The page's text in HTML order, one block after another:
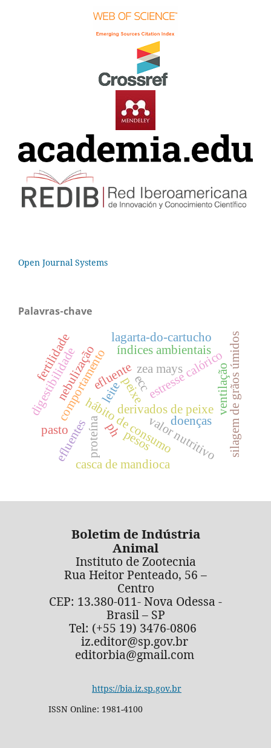
Open Journal Systems
Palavras-chave
peixe
derivados de peixe
hábito de consumo
comportamento estresse calórico
índices ambientais
nebulização ventilação
digestibilidade efluente
ph
proteína
lagarta-do-cartucho
zea mays silagem de grãos úmidos
valor nutritivo
casca de mandioca
efluentes pesos
pasto
doenças
leite ecc
fertilidade
Boletim de Indústria
Animal
Instituto de Zootecnia
Rua Heitor Penteado, 56 –
Centro
CEP: 13.380-011- Nova Odessa -
Brasil – SP
Tel: (+55 19) 3476-0806
iz.editor@sp.gov.br
editorbia@gmail.com
https://bia.iz.sp.gov.br
ISSN Online: 1981-4100